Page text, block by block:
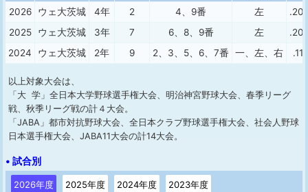
2026 ウェ大 茨城 4年 2 4、9番 左
2025
ウェ大 茨城 3年 7 6、8、9番 左
2024
ウェ大 茨城 2年 9 2、3、5、6、7番 一、左、右 .111
以上対象大会は、
「大 学」全日本大学野球選手権大会、明治神宮野球大会、春季リーグ
戦、秋季リーグ戦の計４大会。
「JABA」都市対抗野球大会、全日本クラブ野球選手権大会、社会人野球
日本選手権大会、JABA11大会の計14大会。
• 試合別
2026年度 2025年度 2024年度 2023年度